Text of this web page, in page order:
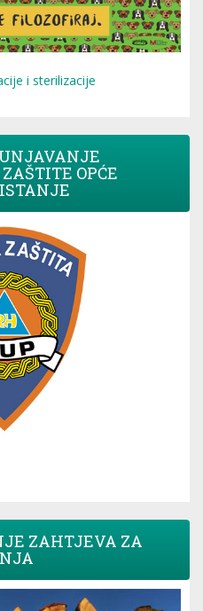
i sterilizacije
OPĆE
ZAHTJEVA ZA